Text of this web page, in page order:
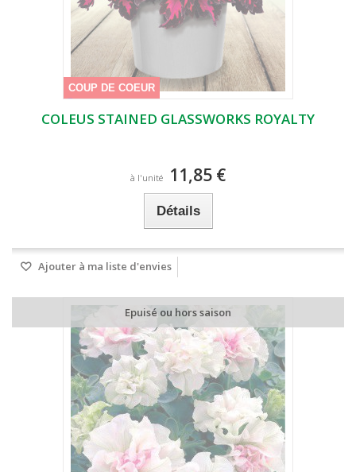
COUP DE COEUR
COLEUS STAINED GLASSWORKS ROYALTY
à l'unité 11,85 €
Détails
Ajouter à ma liste d'envies
Epuisé ou hors saison